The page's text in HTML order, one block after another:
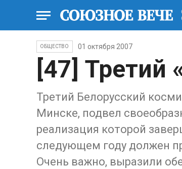
ОБЩЕСТВО 01 октября 2007
[47] Третий
Третий Белорусский
Минске, подвел
реализация которой
следующем году должен
Очень важно, выразили